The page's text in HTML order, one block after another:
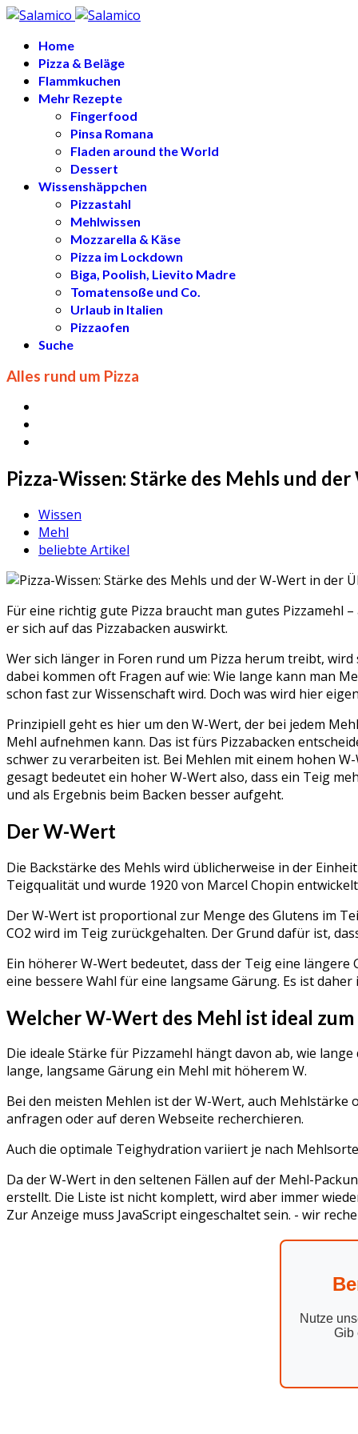
Home
Pizza & Beläge
Flammkuchen
Mehr Rezepte
Fingerfood
Pinsa Romana
Fladen around the World
Dessert
Wissenshäppchen
Pizzastahl
Mehlwissen
Mozzarella & Käse
Pizza im Lockdown
Biga, Poolish, Lievito Madre
Tomatensoße und Co.
Urlaub in Italien
Pizzaofen
Suche
Alles rund um Pizza
Pizza-Wissen: Stärke des Mehls und
Wissen
Mehl
beliebte Artikel
Für eine richtig gute Pizza braucht man gutes Pizzamehl
er sich auf das Pizzabacken auswirkt.
Wer sich länger in Foren rund um Pizza herum treibt,
dabei kommen oft Fragen auf wie: Wie lange kann man
schon fast zur Wissenschaft wird. Doch was wird hier
Prinzipiell geht es hier um den W-Wert, der bei jedem
Mehl aufnehmen kann. Das ist fürs Pizzabacken
schwer zu verarbeiten ist. Bei Mehlen mit einem hohen
gesagt bedeutet ein hoher W-Wert also, dass ein Teig
und als Ergebnis beim Backen besser aufgeht.
Der W-Wert
Die Backstärke des Mehls wird üblicherweise in der
Teigqualität und wurde 1920 von Marcel Chopin
Der W-Wert ist proportional zur Menge des Glutens im
CO2 wird im Teig zurückgehalten. Der Grund dafür ist,
Ein höherer W-Wert bedeutet, dass der Teig eine
eine bessere Wahl für eine langsame Gärung. Es ist
Welcher W-Wert des Mehl ist ideal zum
Die ideale Stärke für Pizzamehl hängt davon ab, wie
lange, langsame Gärung ein Mehl mit höherem W.
Bei den meisten Mehlen ist der W-Wert, auch
anfragen oder auf deren Webseite recherchieren.
Auch die optimale Teighydration variiert je nach
Da der W-Wert in den seltenen Fällen auf der Mehl-
erstellt. Die Liste ist nicht komplett, wird aber immer
Zur Anzeige muss JavaScript eingeschaltet sein. - wir
Nutze
Gib